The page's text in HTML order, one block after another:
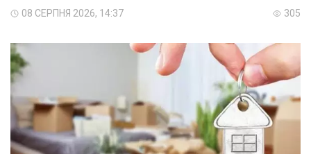
08 СЕРПНЯ 2026, 14:37 305